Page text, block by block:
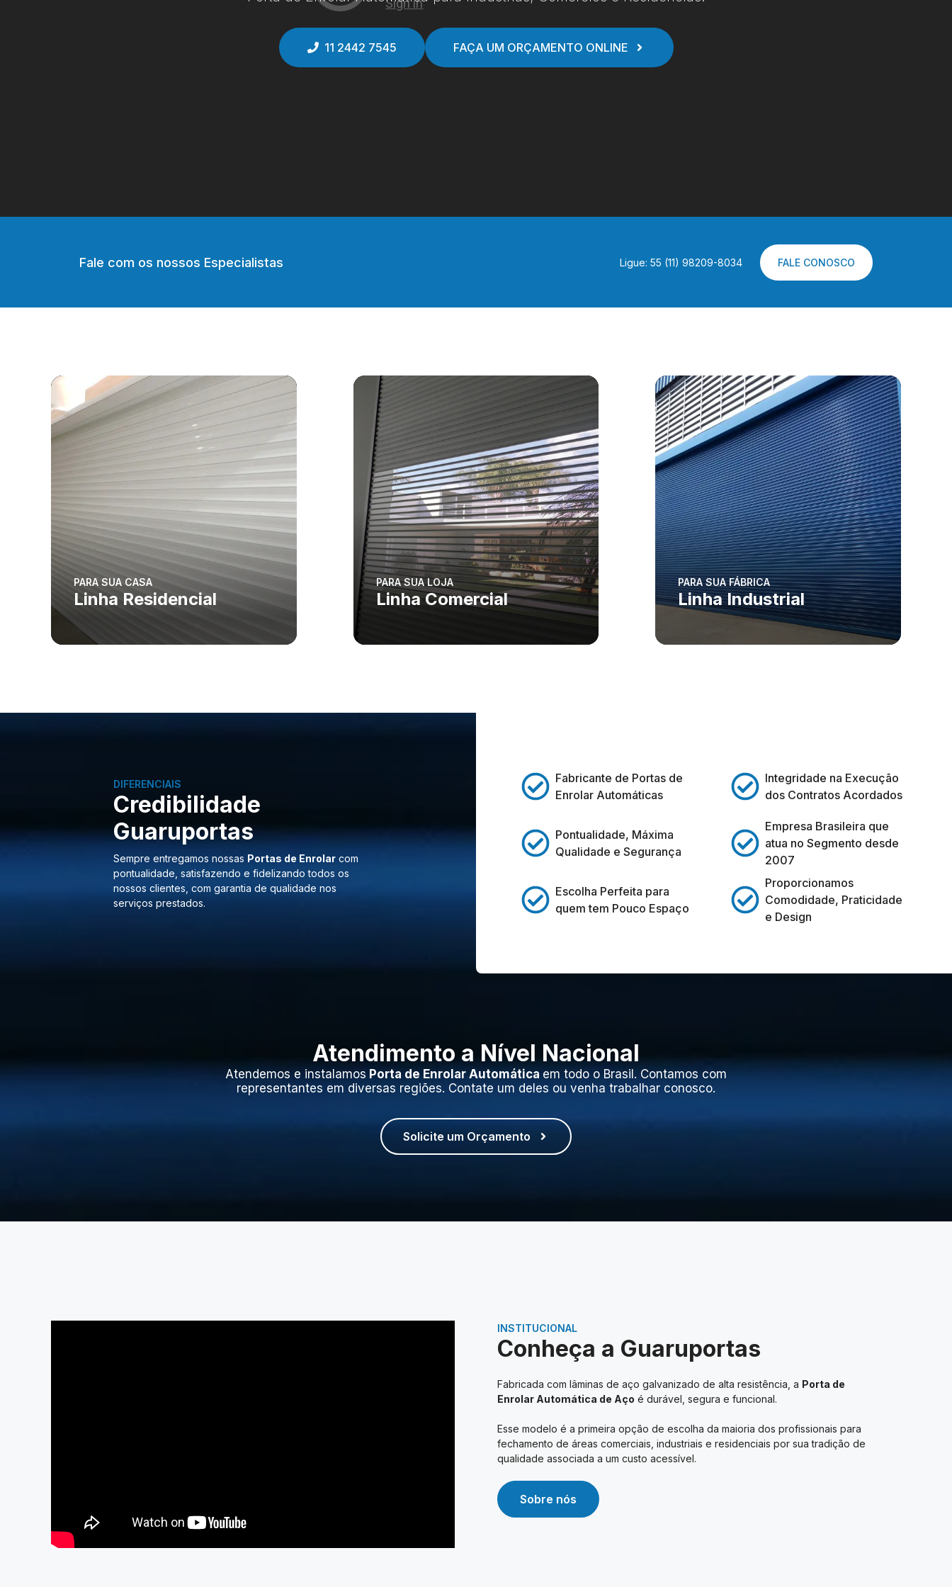
11 2442 7545 FAÇA UM ORÇAMENTO ONLINE
Fale com os nossos Especialistas Ligue: 55 (11) 98209-8034 FALE CONOSCO
PARA SUA CASA
Linha Residencial
PARA SUA LOJA
Linha Comercial
PARA SUA FÁBRICA
Linha Industrial
DIFERENCIAIS
Credibilidade
Guaruportas
Sempre entregamos nossas Portas de Enrolar com
pontualidade, satisfazendo e fidelizando todos os
nossos clientes, com garantia de qualidade nos
serviços prestados.
Fabricante de Portas de
Enrolar Automáticas
Pontualidade, Máxima
Qualidade e Segurança
Escolha Perfeita para
quem tem Pouco Espaço
Integridade na Execução
dos Contratos Acordados
Empresa Brasileira que
atua no Segmento desde
2007
Proporcionamos
Comodidade, Praticidade
e Design
Atendimento a Nível Nacional
Atendemos e instalamos Porta de Enrolar Automática em todo o Brasil. Contamos com
representantes em diversas regiões. Contate um deles ou venha trabalhar conosco.
Solicite um Orçamento
INSTITUCIONAL
Conheça a Guaruportas
Fabricada com lâminas de aço galvanizado de alta resistência, a Porta de
Enrolar Automática de Aço é durável, segura e funcional.
Esse modelo é a primeira opção de escolha da maioria dos profissionais para
fechamento de áreas comerciais, industriais e residenciais por sua tradição de
qualidade associada a um custo acessível.
Sobre nós